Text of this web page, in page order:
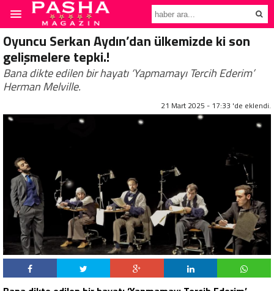
Oyuncu Serkan Aydın’dan ülkemizde ki son
gelişmelere tepki.!
Bana dikte edilen bir hayatı ‘Yapmamayı Tercih Ederim’
Herman Melville.
21 Mart 2025 - 17:33 'de eklendi.